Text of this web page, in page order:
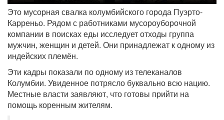
Это мусорная свалка колумбийского города Пуэрто-
Карреньо. Рядом с работниками мусороуборочной
компании в поисках еды исследует отходы группа
мужчин, женщин и детей. Они принадлежат к одному из
индейских племён.
Эти кадры показали по одному из телеканалов
Колумбии. Увиденное потрясло буквально всю нацию.
Местные власти заявляют, что готовы прийти на
помощь коренным жителям.